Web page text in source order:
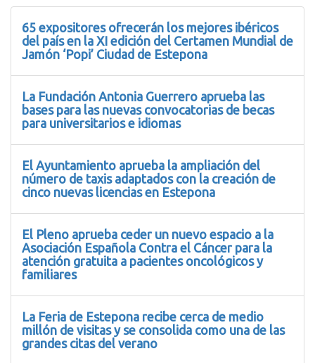
65 expositores ofrecerán los mejores ibéricos
del país en la XI edición del Certamen Mundial de
Jamón ‘Popi’ Ciudad de Estepona
La Fundación Antonia Guerrero aprueba las
bases para las nuevas convocatorias de becas
para universitarios e idiomas
El Ayuntamiento aprueba la ampliación del
número de taxis adaptados con la creación de
cinco nuevas licencias en Estepona
El Pleno aprueba ceder un nuevo espacio a la
Asociación Española Contra el Cáncer para la
atención gratuita a pacientes oncológicos y
familiares
La Feria de Estepona recibe cerca de medio
millón de visitas y se consolida como una de las
grandes citas del verano